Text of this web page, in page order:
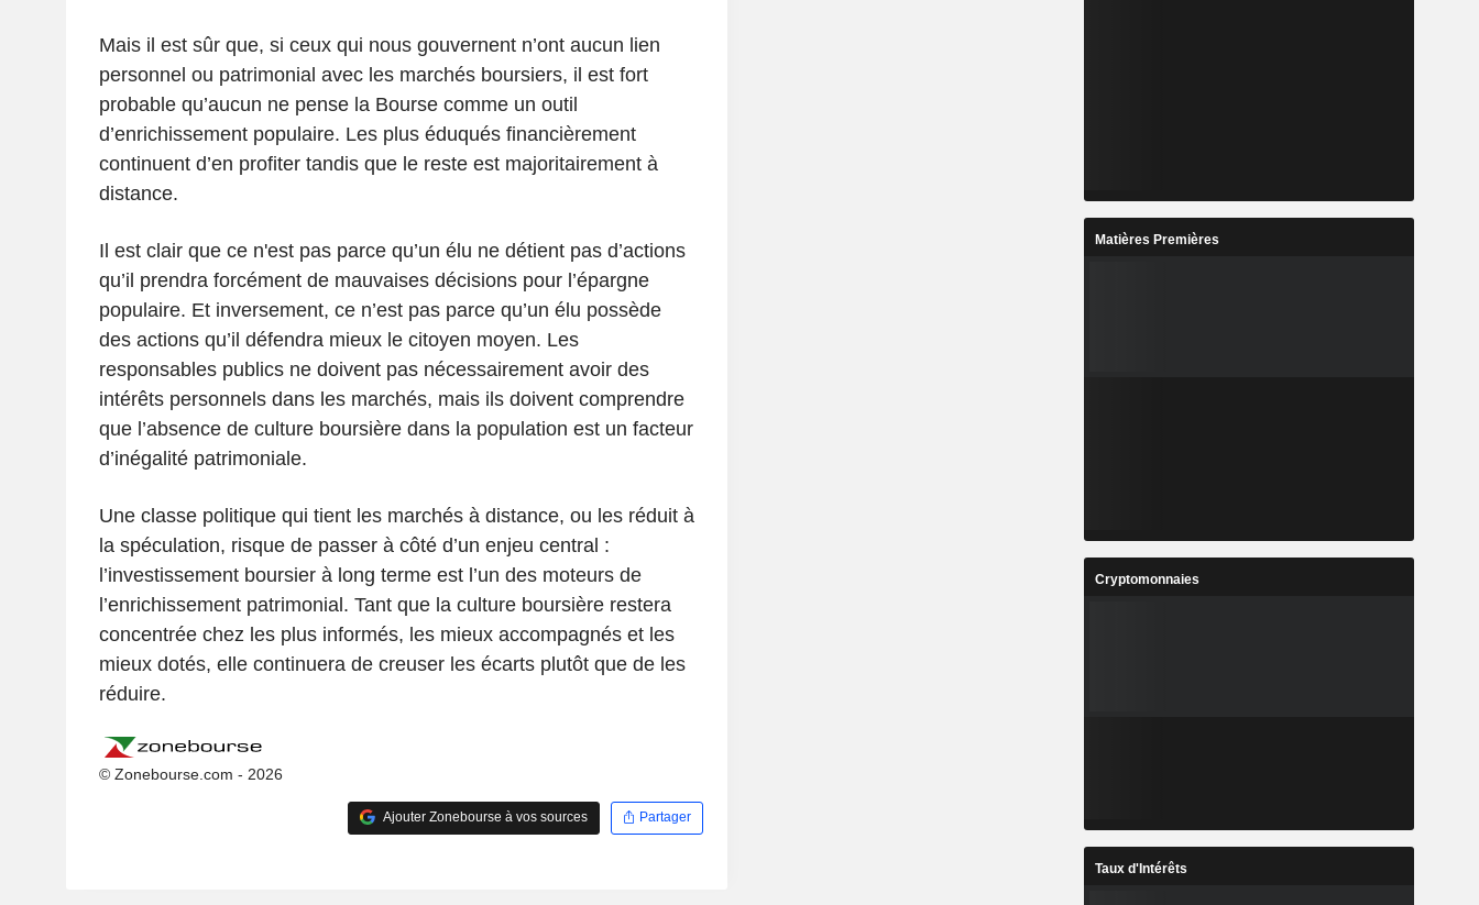
Mais il est sûr que, si ceux qui nous gouvernent n’ont aucun lien
personnel ou patrimonial avec les marchés boursiers, il est fort
probable qu’aucun ne pense la Bourse comme un outil
d’enrichissement populaire. Les plus éduqués financièrement
continuent d’en profiter tandis que le reste est majoritairement à
distance.
Il est clair que ce n'est pas parce qu’un élu ne détient pas d’actions
qu’il prendra forcément de mauvaises décisions pour l’épargne
populaire. Et inversement, ce n’est pas parce qu’un élu possède
des actions qu’il défendra mieux le citoyen moyen. Les
responsables publics ne doivent pas nécessairement avoir des
intérêts personnels dans les marchés, mais ils doivent comprendre
que l’absence de culture boursière dans la population est un facteur
d’inégalité patrimoniale.
Une classe politique qui tient les marchés à distance, ou les réduit à
la spéculation, risque de passer à côté d’un enjeu central :
l’investissement boursier à long terme est l’un des moteurs de
l’enrichissement patrimonial. Tant que la culture boursière restera
concentrée chez les plus informés, les mieux accompagnés et les
mieux dotés, elle continuera de creuser les écarts plutôt que de les
réduire.
© Zonebourse.com - 2026
Ajouter Zonebourse à vos sources Partager
Matières Premières
Cryptomonnaies
Taux d'Intérêts